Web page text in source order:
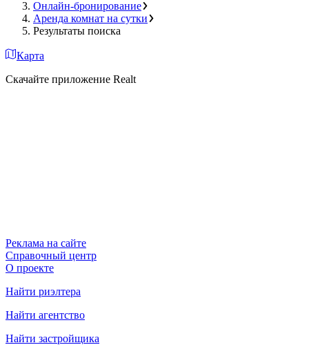
Онлайн-бронирование
Аренда комнат на сутки
Результаты поиска
Карта
Скачайте приложение Realt
Реклама на сайте
Справочный центр
О проекте
Найти риэлтера
Найти агентство
Найти застройщика